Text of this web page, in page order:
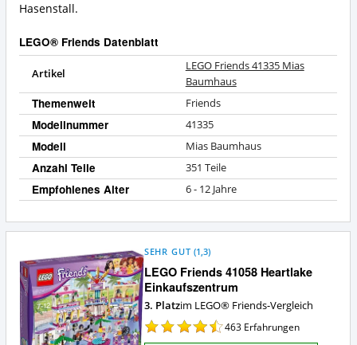
Hasenstall.
LEGO® Friends Datenblatt
Artikel
LEGO Friends 41335 Mias
Baumhaus
Themenwelt Friends
Modellnummer 41335
Modell Mias Baumhaus
Anzahl Teile 351 Teile
Empfohlenes Alter 6 - 12 Jahre
LEGO Friends 41058 Heartlake
Einkaufszentrum
SEHR GUT (1,3)
3. Platzim LEGO® Friends-Vergleich
463 Erfahrungen